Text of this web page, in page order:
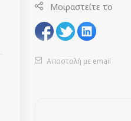
Μοιραστείτε το
Αποστολή με email